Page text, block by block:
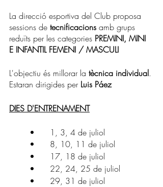
La direcció esportiva del Club proposa
sessions de tecnificacions amb grups
reduïts per les categories PREMINI, MINI
E INFANTIL FEMENI / MASCULI
L'objectiu és millorar la tècnica individual.
Estaran dirigides per Luis Páez
DIES D'ENTRENAMENT
	•	1, 3, 4 de juliol
	•	8, 10, 11 de juliol
	•	17, 18 de juliol
	•	22, 24, 25 de juliol
	•	29, 31 de juliol